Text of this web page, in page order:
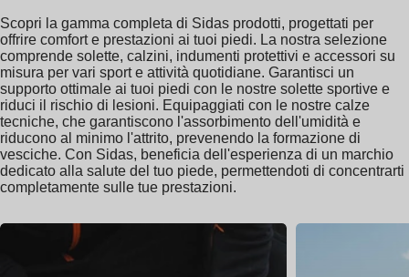
Scopri la gamma completa di Sidas prodotti, progettati per
offrire comfort e prestazioni ai tuoi piedi. La nostra selezione
comprende solette, calzini, indumenti protettivi e accessori su
misura per vari sport e attività quotidiane. Garantisci un
supporto ottimale ai tuoi piedi con le nostre solette sportive e
riduci il rischio di lesioni. Equipaggiati con le nostre calze
tecniche, che garantiscono l'assorbimento dell'umidità e
riducono al minimo l'attrito, prevenendo la formazione di
vesciche. Con Sidas, beneficia dell'esperienza di un marchio
dedicato alla salute del tuo piede, permettendoti di concentrarti
completamente sulle tue prestazioni.